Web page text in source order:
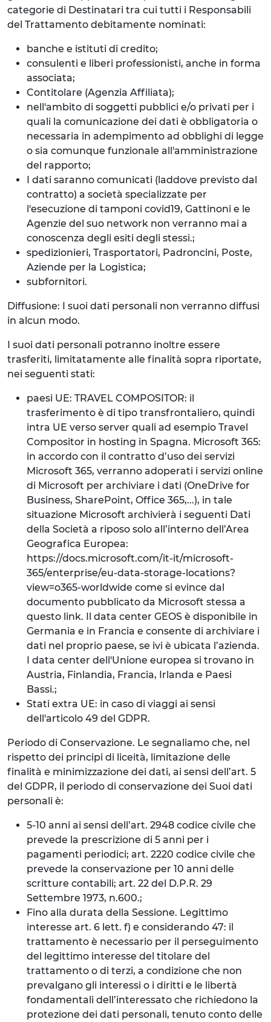
categorie di Destinatari tra cui tutti i Responsabili
del Trattamento debitamente nominati:
banche e istituti di credito;
consulenti e liberi professionisti, anche in forma
associata;
Contitolare (Agenzia Affiliata);
nell'ambito di soggetti pubblici e/o privati per i
quali la comunicazione dei dati è obbligatoria o
necessaria in adempimento ad obblighi di legge
o sia comunque funzionale all'amministrazione
del rapporto;
I dati saranno comunicati (laddove previsto dal
contratto) a società specializzate per
l'esecuzione di tamponi covid19, Gattinoni e le
Agenzie del suo network non verranno mai a
conoscenza degli esiti degli stessi.;
spedizionieri, Trasportatori, Padroncini, Poste,
Aziende per la Logistica;
subfornitori.
Diffusione: I suoi dati personali non verranno diffusi
in alcun modo.
I suoi dati personali potranno inoltre essere
trasferiti, limitatamente alle finalità sopra riportate,
nei seguenti stati:
paesi UE: TRAVEL COMPOSITOR: il
trasferimento è di tipo transfrontaliero, quindi
intra UE verso server quali ad esempio Travel
Compositor in hosting in Spagna. Microsoft 365:
in accordo con il contratto d’uso dei servizi
Microsoft 365, verranno adoperati i servizi online
di Microsoft per archiviare i dati (OneDrive for
Business, SharePoint, Office 365,...), in tale
situazione Microsoft archivierà i seguenti Dati
della Società a riposo solo all’interno dell’Area
Geografica Europea:
https://docs.microsoft.com/it-it/microsoft-
365/enterprise/eu-data-storage-locations?
view=o365-worldwide come si evince dal
documento pubblicato da Microsoft stessa a
questo link. Il data center GEOS è disponibile in
Germania e in Francia e consente di archiviare i
dati nel proprio paese, se ivi è ubicata l’azienda.
I data center dell'Unione europea si trovano in
Austria, Finlandia, Francia, Irlanda e Paesi
Bassi.;
Stati extra UE: in caso di viaggi ai sensi
dell'articolo 49 del GDPR.
Periodo di Conservazione. Le segnaliamo che, nel
rispetto dei principi di liceità, limitazione delle
finalità e minimizzazione dei dati, ai sensi dell’art. 5
del GDPR, il periodo di conservazione dei Suoi dati
personali è:
5-10 anni ai sensi dell’art. 2948 codice civile che
prevede la prescrizione di 5 anni per i
pagamenti periodici; art. 2220 codice civile che
prevede la conservazione per 10 anni delle
scritture contabili; art. 22 del D.P.R. 29
Settembre 1973, n.600.;
Fino alla durata della Sessione. Legittimo
interesse art. 6 lett. f) e considerando 47: il
trattamento è necessario per il perseguimento
del legittimo interesse del titolare del
trattamento o di terzi, a condizione che non
prevalgano gli interessi o i diritti e le libertà
fondamentali dell’interessato che richiedono la
protezione dei dati personali, tenuto conto delle